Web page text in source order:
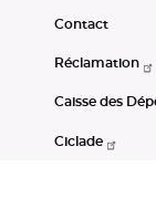
Contact
Réclamation
Caisse des
Ciclade